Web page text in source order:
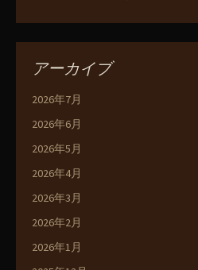
アーカイブ
2026年7月
2026年6月
2026年5月
2026年4月
2026年3月
2026年2月
2026年1月